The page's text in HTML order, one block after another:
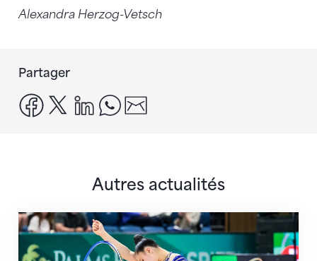
Alexandra Herzog-Vetsch
Partager
facebook
x linkedinwhatsapp
Autres actualités
Prochaine étape : les Championnats du monde